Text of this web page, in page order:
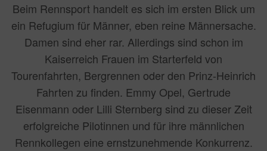
Beim Rennsport handelt es sich im ersten Blick um
ein Refugium für Männer, eben reine Männersache.
Damen sind eher rar. Allerdings sind schon im
Kaiserreich Frauen im Starterfeld von
Tourenfahrten, Bergrennen oder den Prinz-Heinrich
Fahrten zu finden. Emmy Opel, Gertrude
Eisenmann oder Lilli Sternberg sind zu dieser Zeit
erfolgreiche Pilotinnen und für ihre männlichen
Rennkollegen eine ernstzunehmende Konkurrenz.